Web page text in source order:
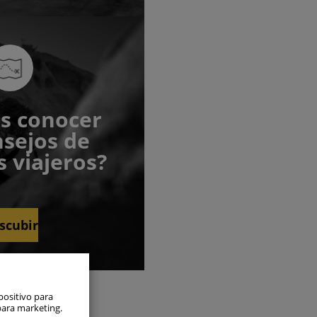
conocer
de
viajeros?
para
marketing.